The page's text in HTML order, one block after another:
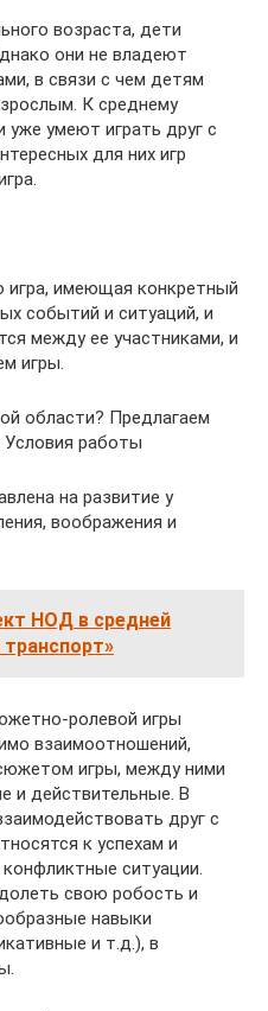
возраста, дети
они не владеют
в связи с чем детям
К среднему
умеют играть друг с
для них игр
игра, имеющая конкретный
событий и ситуаций, и
между ее участниками, и
игры.
области? Предлагаем
работы
на развитие у
воображения и
НОД в средней
ролевой игры
взаимоотношений,
игры, между ними
и действительные. В
друг с
к успехам и
ситуации.
свою робость и
навыки
и т.д.), в